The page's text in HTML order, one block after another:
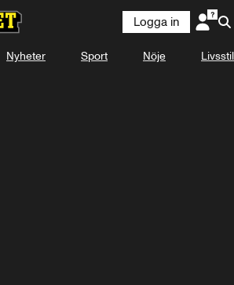
Logga in
Nyheter Sport Nöje Livsstil